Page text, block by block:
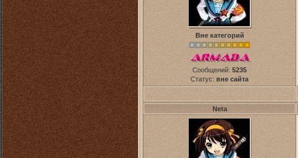
Вне категорий
Сообщений: 5235
Статус: вне сайта
Neta